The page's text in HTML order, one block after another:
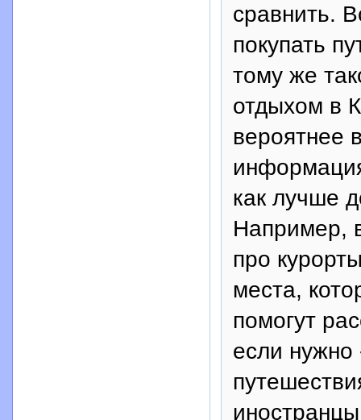
сравнить.
покупать
тому же
отдыхом в
вероятнее
как лучше
Например,
про
места,
помогут
если